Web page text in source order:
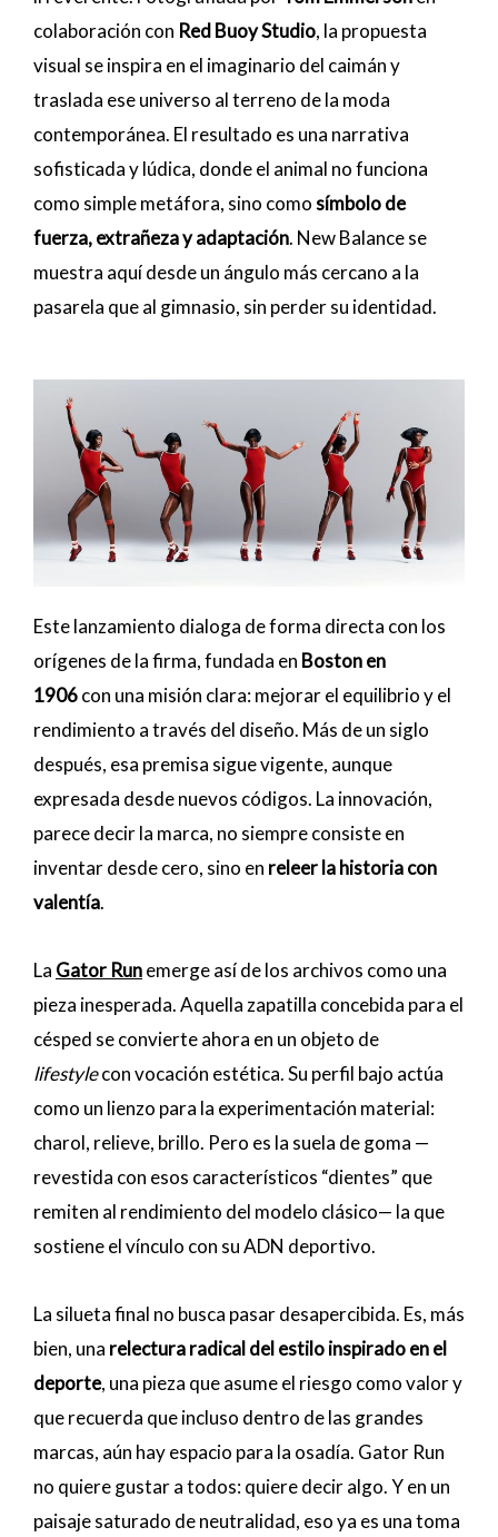
colaboración con Red Buoy Studio, la propuesta
visual se inspira en el imaginario del caimán y
traslada ese universo al terreno de la moda
contemporánea. El resultado es una narrativa
sofisticada y lúdica, donde el animal no funciona
como simple metáfora, sino comosímbolo de
fuerza, extrañeza y adaptación. New Balance se
muestra aquí desde un ángulo más cercano a la
pasarela que al gimnasio, sin perder su identidad.
Este lanzamiento dialoga de forma directa con los
orígenes de la firma, fundada en Boston en
1906con una misión clara: mejorar el equilibrio y el
rendimiento a través del diseño. Más de un siglo
después, esa premisa sigue vigente, aunque
expresada desde nuevos códigos. La innovación,
parece decir la marca, no siempre consiste en
inventar desde cero, sino en releer la historia con
valentía.
La Gator Runemerge así de los archivos como una
pieza inesperada. Aquella zapatilla concebida para el
césped se convierte ahora en un objeto de
lifestylecon vocación estética. Su perfil bajo actúa
como un lienzo para la experimentación material:
charol, relieve, brillo. Pero es la suela de goma —
revestida con esos característicos “dientes” que
remiten al rendimiento del modelo clásico— la que
sostiene el vínculo con su ADN deportivo.
La silueta final no busca pasar desapercibida. Es, más
bien, una relectura radical del estilo inspirado en el
deporte, una pieza que asume el riesgo como valor y
que recuerda que incluso dentro de las grandes
marcas, aún hay espacio para la osadía. Gator Run
no quiere gustar a todos: quiere decir algo. Y en un
paisaje saturado de neutralidad, eso ya es una toma